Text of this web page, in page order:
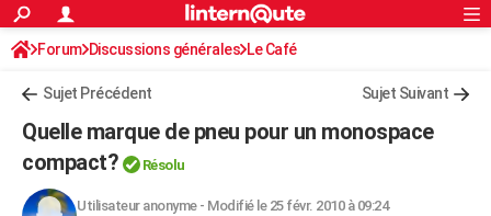
ACTUALITÉS
Politique
Société
Faits Divers
Education
Monde
Villes
+
Programme TV
Sorties cinéma
FINANCE
Retraite
Impôts
Epargne
Immobilier
Risques naturels par ville
Banque
Assurance
Crédit
AUTO
S'inscrire
Connexion
Forum Discussions générales Le Café
Sujet Précédent Sujet Suivant
Quelle marque de pneu pour un monospace
compact?
Résolu
Utilisateur anonyme- Modifié le 25 févr. 2010 à 09:24